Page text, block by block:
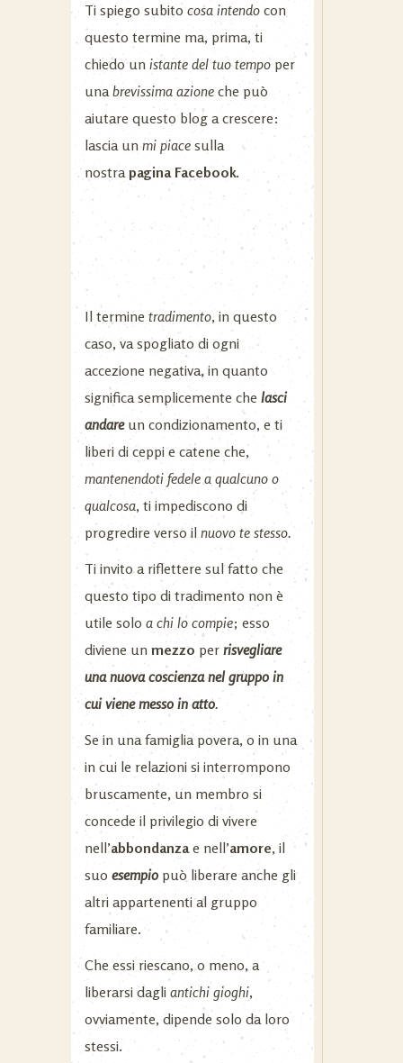
Ti spiego subito cosa intendo con
questo termine ma, prima, ti
chiedo un istante del tuo tempo per
una brevissima azione che può
aiutare questo blog a crescere:
lascia unmi piace sulla
nostra pagina Facebook.
Il termine tradimento, in questo
caso, va spogliato di ogni
accezione negativa, in quanto
significa semplicemente che lasci
andare un condizionamento, e ti
liberi di ceppi e catene che,
mantenendoti fedele a qualcuno o
qualcosa, ti impediscono di
progredire verso il nuovo te stesso.
Ti invito a riflettere sul fatto che
questo tipo di tradimento non è
utile solo a chi lo compie; esso
diviene un mezzo per risvegliare
una nuova coscienza nel gruppo in
cui viene messo in atto.
Se in una famiglia povera, o in una
in cui le relazioni si interrompono
bruscamente, un membro si
concede il privilegio di vivere
nell’abbondanzae nell’amore, il
suo esempio può liberare anche gli
altri appartenenti al gruppo
familiare.
Che essi riescano, o meno, a
liberarsi dagli antichi gioghi,
ovviamente, dipende solo da loro
stessi.